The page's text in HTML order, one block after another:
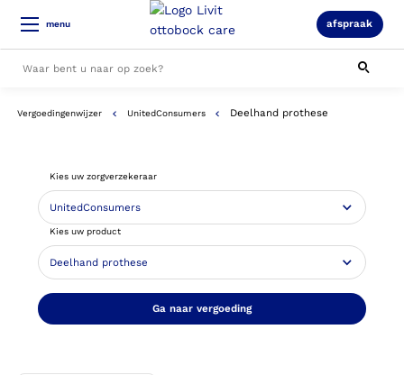
menu afspraak
Alle resultaten
Vergoedingenwijzer UnitedConsumers Deelhand prothese
Kies uw zorgverzekeraar
Kies uw product
Ga naar vergoeding